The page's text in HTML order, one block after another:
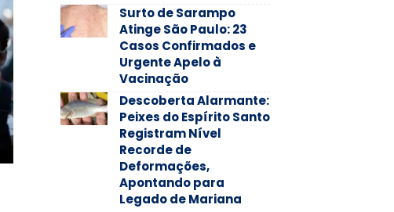
Surto de Sarampo
Atinge São Paulo: 23
Casos Confirmados e
Urgente Apelo à
Vacinação
Descoberta Alarmante:
Peixes do Espírito Santo
Registram Nível
Recorde de
Deformações,
Apontando para
Legado de Mariana